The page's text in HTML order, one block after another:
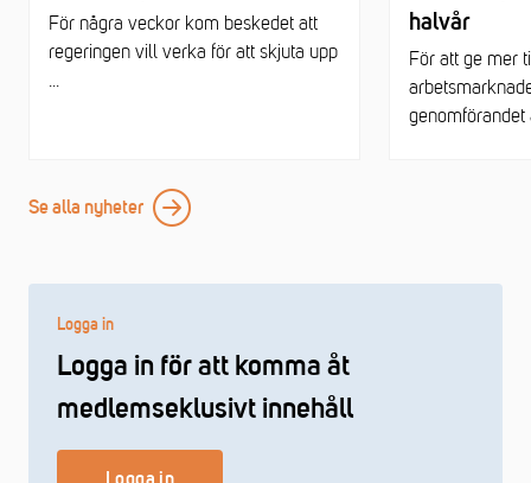
Logga in
Logga in för att komma åt
medlemseklusivt innehåll
För några veckor kom beskedet att
regeringen vill verka för att skjuta upp
...
halvår
För att ge mer
genomförandet
Se alla nyheter